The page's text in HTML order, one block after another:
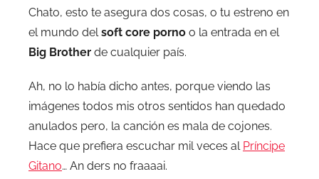
Chato, esto te asegura dos cosas, o tu estreno en
el mundo del soft core porno o la entrada en el
Big Brother de cualquier país.
Ah, no lo había dicho antes, porque viendo las
imágenes todos mis otros sentidos han quedado
anulados pero, la canción es mala de cojones.
Hace que prefiera escuchar mil veces al Príncipe
Gitano… An ders no fraaaai.